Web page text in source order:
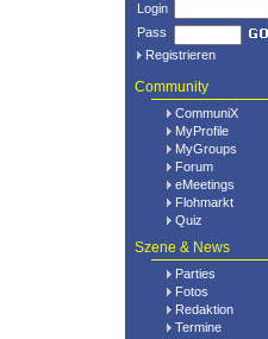
Login
Pass
Registrieren
Community
CommuniX
MyProfile
MyGroups
Forum
eMeetings
Flohmarkt
Quiz
Szene & News
Parties
Fotos
Redaktion
Termine